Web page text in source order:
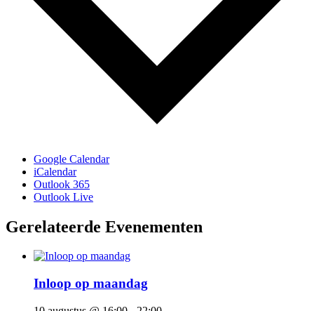
Google Calendar
iCalendar
Outlook 365
Outlook Live
Gerelateerde Evenementen
Inloop op maandag